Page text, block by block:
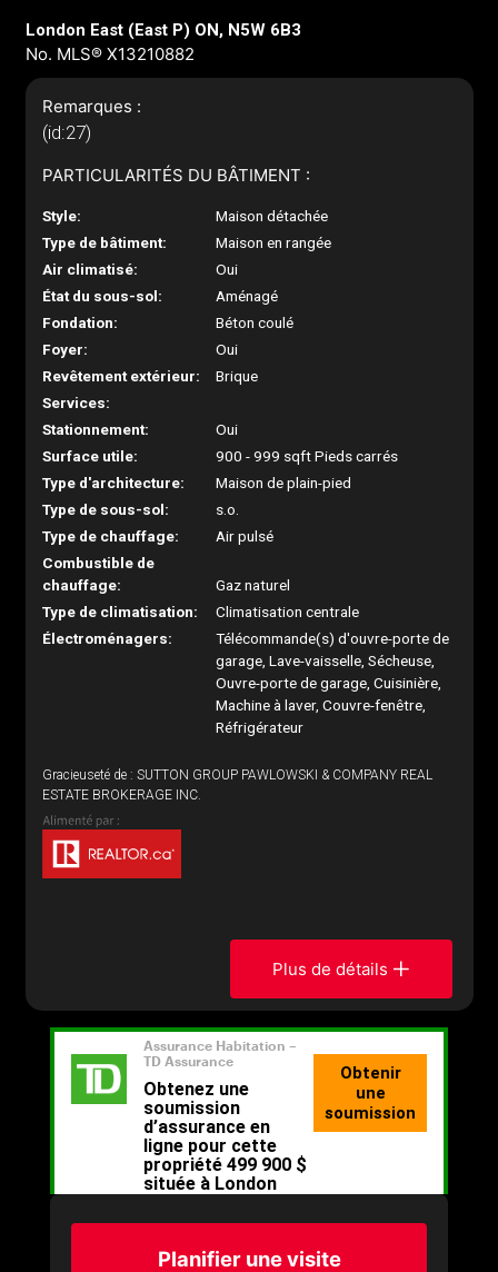
London East (East P) ON, N5W 6B3
No. MLS® X13210882
Remarques :
(id:27)
PARTICULARITÉS DU BÂTIMENT :
Style:
Maison détachée
Type de bâtiment:
Maison en rangée
Air climatisé:
Oui
État du sous-sol:
Aménagé
Fondation:
Béton coulé
Foyer:
Oui
Revêtement extérieur:
Brique
Services:
Stationnement:
Oui
Surface utile:
900 - 999 sqft Pieds carrés
Type d'architecture:
Maison de plain-pied
Type de sous-sol:
s.o.
Type de chauffage:
Air pulsé
Combustible de
chauffage:
Gaz naturel
Type de climatisation:
Climatisation centrale
Électroménagers:
Télécommande(s) d'ouvre-porte de
garage, Lave-vaisselle, Sécheuse,
Ouvre-porte de garage, Cuisinière,
Machine à laver, Couvre-fenêtre,
Réfrigérateur
Gracieuseté de : SUTTON GROUP PAWLOWSKI & COMPANY REAL
ESTATE BROKERAGE INC.
Plus de détails
Planifier une visite